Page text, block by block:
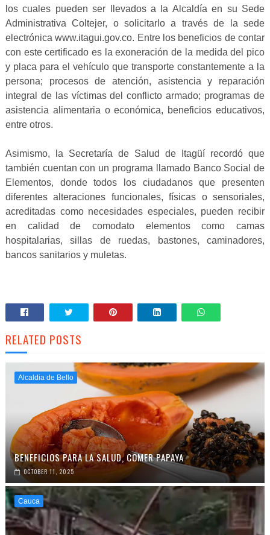
los cuales pueden ser llevados a la Alcaldía en su Sede
Administrativa Coltejer, o solicitarlo a través de la sede
electrónica www.itagui.gov.co. Entre los beneficios de contar
con este certificado es la exoneración de la medida del pico
y placa para el vehículo que transporte constantemente a la
persona; procesos de atención, asistencia y reparación
integral de las víctimas del conflicto armado; programas de
asistencia alimentaria o económica, beneficios educativos,
entre otros.
Asimismo, la Secretaría de Salud de Itagüí recordó que
también cuentan con un programa llamado Banco Social de
Elementos, donde todos los ciudadanos que presenten
diferentes alteraciones funcionales, físicas o sensoriales,
acreditadas como necesidades especiales, pueden recibir
en calidad de comodato elementos como camas
hospitalarias, sillas de ruedas, bastones, caminadores,
bancos sanitarios y muletas.
RELATED POSTS
Alcaldia de Bello
BENEFICIOS PARA LA SALUD, COMER PAPAYA
OCTOBER 11, 2025
Cauca